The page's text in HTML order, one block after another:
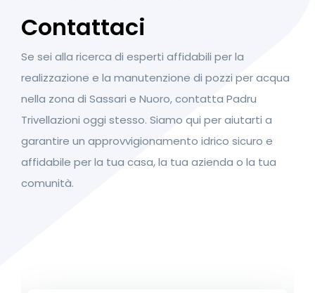
Contattaci
Se sei alla ricerca di esperti affidabili per la
realizzazione e la manutenzione di pozzi per acqua
nella zona di Sassari e Nuoro, contatta Padru
Trivellazioni oggi stesso. Siamo qui per aiutarti a
garantire un approvvigionamento idrico sicuro e
affidabile per la tua casa, la tua azienda o la tua
comunità.